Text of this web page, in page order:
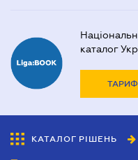
каталог
КАТАЛОГ РІШЕНЬ